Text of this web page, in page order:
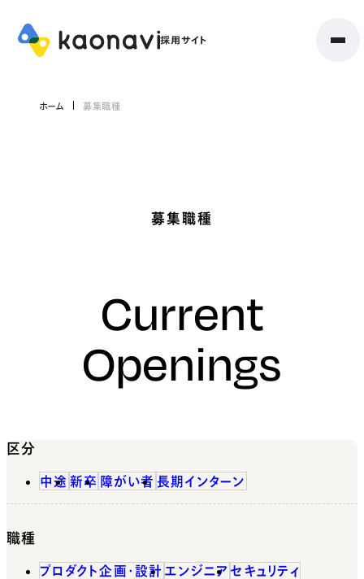
ホーム 募集職種
募集職種
Current
Openings
区分
中途 新卒 障がい者 長期インターン
職種
プロダクト企画・設計 エンジニア セキュリティ